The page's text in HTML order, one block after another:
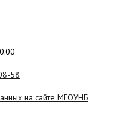
58
на сайте МГОУНБ